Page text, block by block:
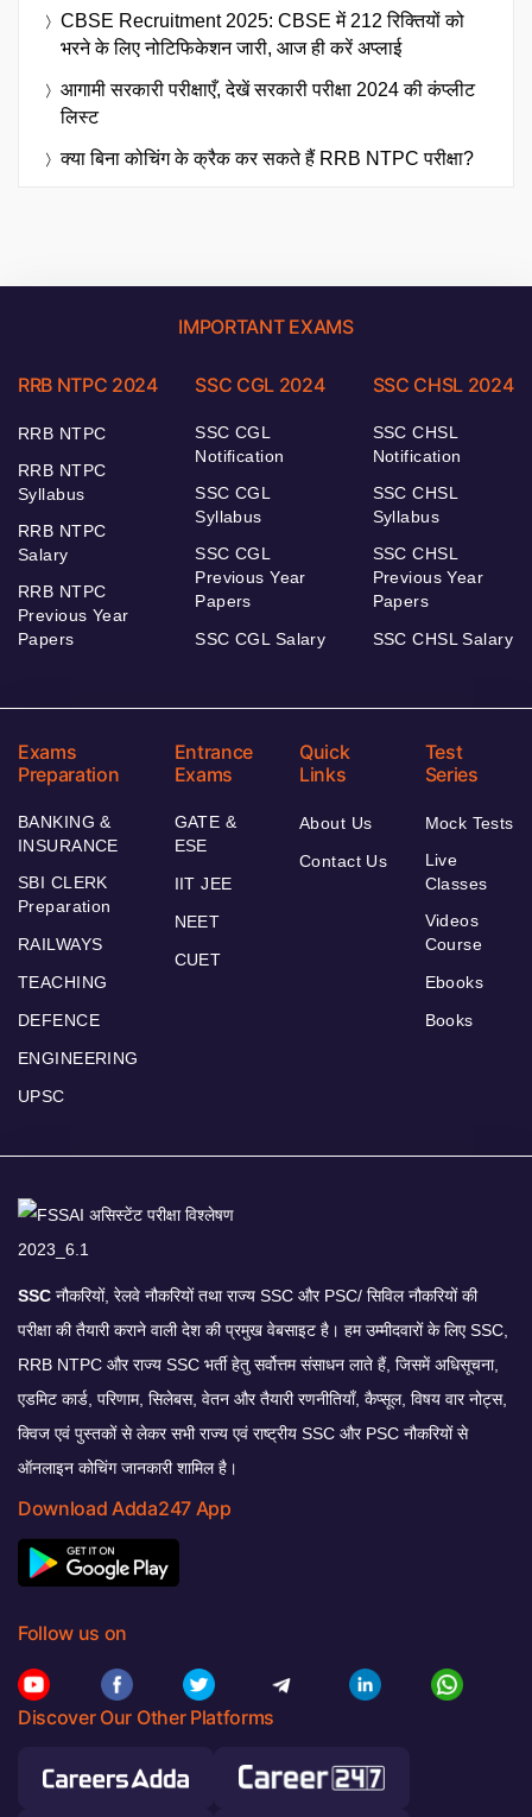
CBSE Recruitment 2025: CBSE में 212 रिक्तियों को
भरने के लिए नोटिफिकेशन जारी, आज ही करें अप्लाई
आगामी सरकारी परीक्षाएँ, देखें सरकारी परीक्षा 2024 की कंप्लीट
लिस्ट
क्या बिना कोचिंग के क्रैक कर सकते हैं RRB NTPC परीक्षा?
IMPORTANT EXAMS
RRB NTPC 2024
RRB NTPC
RRB NTPC
Syllabus
RRB NTPC
Salary
RRB NTPC
Previous Year
Papers
SSC CGL 2024
SSC CGL
Notification
SSC CGL
Syllabus
SSC CGL
Previous Year
Papers
SSC CGL Salary
SSC CHSL 2024
SSC CHSL
Notification
SSC CHSL
Syllabus
SSC CHSL
Previous Year
Papers
SSC CHSL Salary
Exams
Preparation
BANKING &
INSURANCE
SBI CLERK
Preparation
RAILWAYS
TEACHING
DEFENCE
ENGINEERING
UPSC
Entrance
Exams
GATE &
ESE
IIT JEE
NEET
CUET
Quick
Links
About Us
Contact Us
Test
Series
Mock Tests
Live
Classes
Videos
Course
Ebooks
Books
SSC नौकरियों, रेलवे नौकरियों तथा राज्य SSC और PSC/ सिविल नौकरियों की
परीक्षा की तैयारी कराने वाली देश की प्रमुख वेबसाइट है। हम उम्मीदवारों के लिए SSC,
RRB NTPC और राज्य SSC भर्ती हेतु सर्वोत्तम संसाधन लाते हैं, जिसमें अधिसूचना,
एडमिट कार्ड, परिणाम, सिलेबस, वेतन और तैयारी रणनीतियाँ, कैप्सूल, विषय वार नोट्स,
क्विज एवं पुस्तकों से लेकर सभी राज्य एवं राष्ट्रीय SSC और PSC नौकरियों से
ऑनलाइन कोचिंग जानकारी शामिल है।
Download Adda247 App
Follow us on
Discover Our Other Platforms